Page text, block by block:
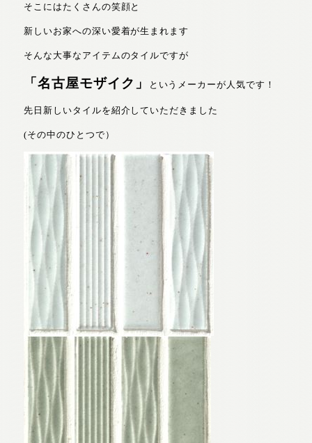
そこにはたくさんの笑顔と
新しいお家への深い愛着が生まれます
そんな大事なアイテムのタイルですが
「名古屋モザイク」 というメーカーが人気です！
先日新しいタイルを紹介していただきました
(その中のひとつで）